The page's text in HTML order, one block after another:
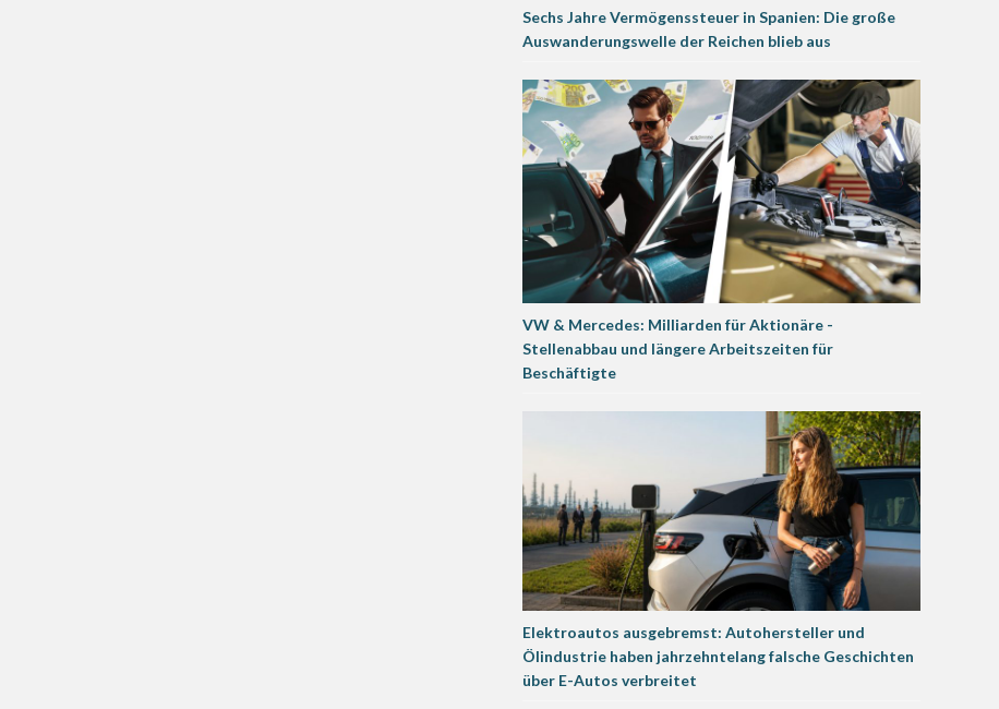
Sechs Jahre Vermögenssteuer in Spanien: Die große
Auswanderungswelle der Reichen blieb aus
VW & Mercedes: Milliarden für Aktionäre -
Stellenabbau und längere Arbeitszeiten für
Beschäftigte
Elektroautos ausgebremst: Autohersteller und
Ölindustrie haben jahrzehntelang falsche Geschichten
über E-Autos verbreitet